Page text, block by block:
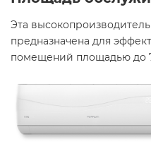
Эта
предназначена для
помещений площадью до